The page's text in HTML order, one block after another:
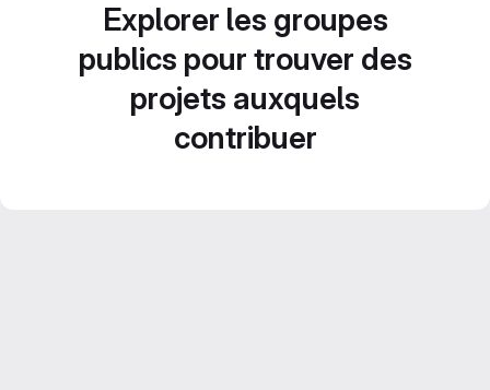
Explorer les groupes
publics pour trouver des
projets auxquels
contribuer